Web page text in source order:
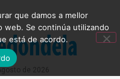
que damos a mellor
web. Se continúa utilizando
está de acordo.